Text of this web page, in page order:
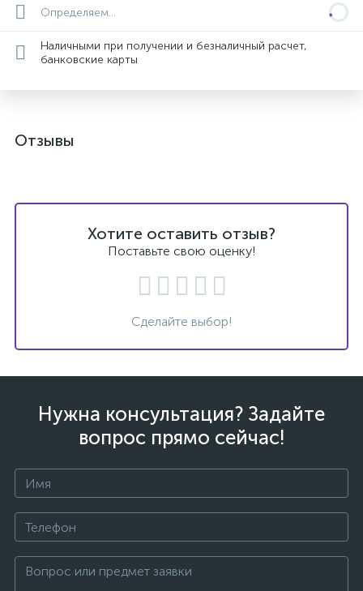
Определяем...
Наличными при получении и безналичный расчет,
банковские карты
Отзывы
Хотите оставить отзыв?
Поставьте свою оценку!
Сделайте выбор!
Нужна консультация? Задайте
вопрос прямо сейчас!